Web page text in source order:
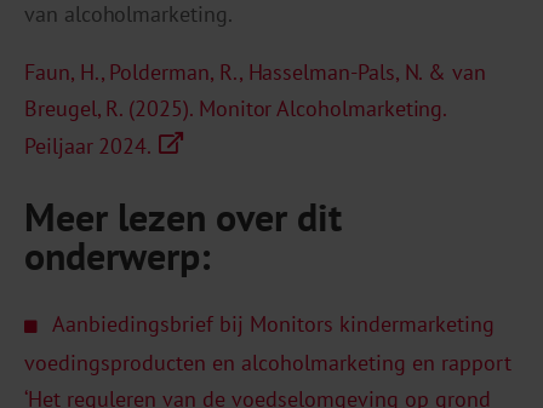
van alcoholmarketing.
Faun, H., Polderman, R., Hasselman-Pals, N. & van
Breugel, R. (2025). Monitor Alcoholmarketing.
Peiljaar 2024.
Meer lezen over dit
onderwerp:
Aanbiedingsbrief bij Monitors kindermarketing
voedingsproducten en alcoholmarketing en rapport
‘Het reguleren van de voedselomgeving op grond